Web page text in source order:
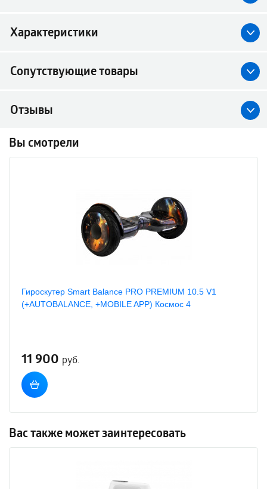
Характеристики
Сопутствующие товары
Отзывы
Вы смотрели
Гироскутер Smart Balance PRO PREMIUM 10.5 V1
(+AUTOBALANCE, +MOBILE APP) Космос 4
11 900 руб.
Вас также может заинтересовать